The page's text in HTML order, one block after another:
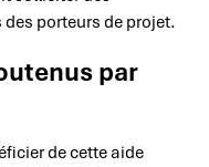
porteurs de projet.
par
de cette aide